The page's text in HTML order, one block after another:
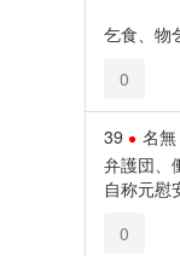
乞食、物
0
39 名無
弁護団、
自称元慰
0